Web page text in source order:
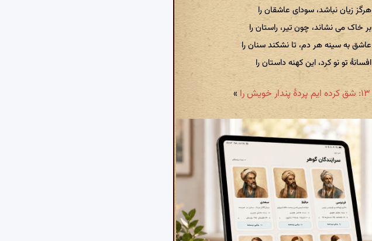
هرگز زیان نباشد، سودای عاشقان را
بر خاک می نشاند، چون تیر، راستان را
عاشق به سینه هر دم، تا نشکند سنان را
افسانهٔ تو نو کرد، این کهنه داستان را
»